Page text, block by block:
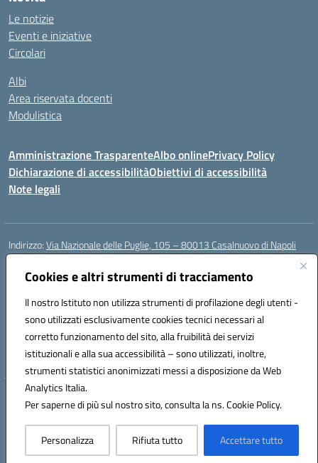
Cookies e altri strumenti di tracciamento
Il nostro Istituto non utilizza strumenti di profilazione degli utenti -
sono utilizzati esclusivamente cookies tecnici necessari al
corretto funzionamento del sito, alla fruibilità dei servizi
istituzionali e alla sua accessibilità – sono utilizzati, inoltre,
strumenti statistici anonimizzati messi a disposizione da Web
Analytics Italia.
Per saperne di più sul nostro sito, consulta la ns. Cookie Policy.
Personalizza Rifiuta tutto Accettare tutto
Le notizie
Eventi e iniziative
Circolari
Albi
Area riservata docenti
Modulistica
Amministrazione TrasparenteAlbo onlinePrivacy Policy
Dichiarazione di accessibilitàObiettivi di accessibilità
Note legali
Indirizzo:Via Nazionale delle Puglie, 105 – 80013 Casalnuovo di Napoli
Centralino:
Email:naee32300a@istruzione.it
Codice fiscale: 93007720639
Codice meccanografico:
NAEE32300A
Codice unico di fatturazione (CUF): UFDMFG
Hosting & Powered by 3D Solution S.r.l.
Concept & Design by Designers Italia